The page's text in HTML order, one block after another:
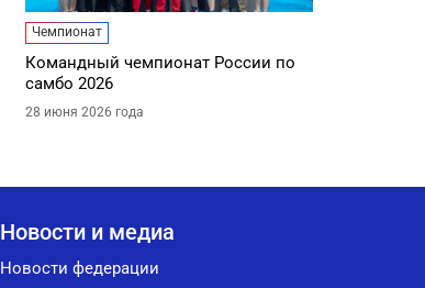
Чемпионат
Командный чемпионат России по
самбо 2026
28 июня 2026 года
Новости и медиа
Новости федерации